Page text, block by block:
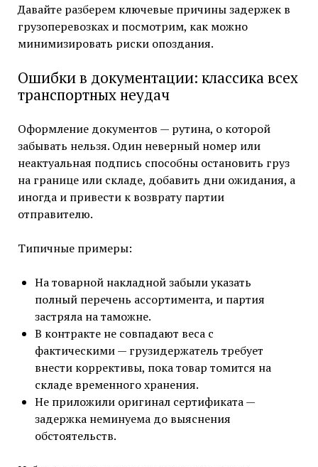
Давайте разберем ключевые причины задержек в
грузоперевозках и посмотрим, как можно
минимизировать риски опоздания.
Ошибки в документации: классика всех
транспортных неудач
Оформление документов — рутина, о которой
забывать нельзя. Один неверный номер или
неактуальная подпись способны остановить груз
на границе или складе, добавить дни ожидания, а
иногда и привести к возврату партии
отправителю.
Типичные примеры:
На товарной накладной забыли указать
полный перечень ассортимента, и партия
застряла на таможне.
В контракте не совпадают веса с
фактическими — грузидержатель требует
внести коррективы, пока товар томится на
складе временного хранения.
Не приложили оригинал сертификата —
задержка неминуема до выяснения
обстоятельств.